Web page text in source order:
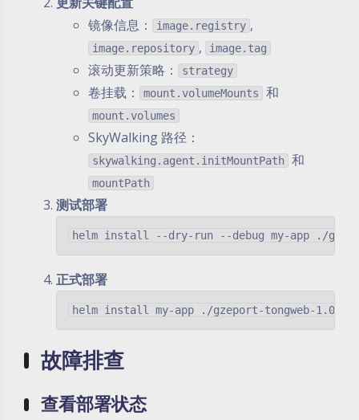
镜像信息：
image.registry ,
image.repository , image.tag
滚动更新策略： strategy
卷挂载： mount.volumeMounts 和
mount.volumes
SkyWalking 路径：
skywalking.agent.initMountPath 和
mountPath
测试部署
正式部署
故障排查
查看部署状态